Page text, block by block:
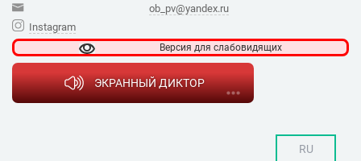
ob_pv@yandex.ru
Instagram
Версия для слабовидящих
ЭКРАННЫЙ ДИКТОР
RU